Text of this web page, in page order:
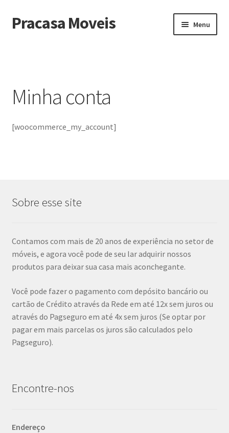
Pular
para
Pular
para
Pracasa Moveis Menu
Minha conta
[woocommerce_my_account]
Sobre esse site
Contamos com mais de 20 anos de experiência no setor de
móveis, e agora você pode de seu lar adquirir nossos
produtos para deixar sua casa mais aconchegante.
Você pode fazer o pagamento com depósito bancário ou
cartão de Crédito através da Rede em até 12x sem juros ou
através do Pagseguro em até 4x sem juros (Se optar por
pagar em mais parcelas os juros são calculados pelo
Pagseguro).
Encontre-nos
Endereço